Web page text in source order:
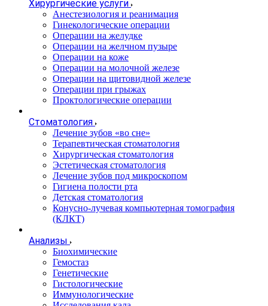
Хирургические услуги
Анестезиология и реанимация
Гинекологические операции
Операции на желудке
Операции на желчном пузыре
Операции на коже
Операции на молочной железе
Операции на щитовидной железе
Операции при грыжах
Проктологические операции
Стоматология
Лечение зубов «во сне»
Терапевтическая стоматология
Хирургическая стоматология
Эстетическая стоматология
Лечение зубов под микроскопом
Гигиена полости рта
Детская стоматология
Конусно-лучевая компьютерная томография
(КЛКТ)
Анализы
Биохимические
Гемостаз
Генетические
Гистологические
Иммунологические